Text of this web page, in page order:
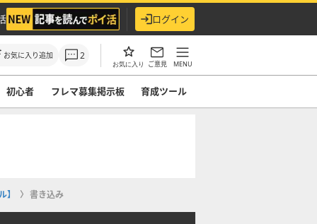
ログイン
お気に入り追加 2
お気に入り ご意見 MENU
初心者 フレマ募集掲示板 育成ツール
書き込み